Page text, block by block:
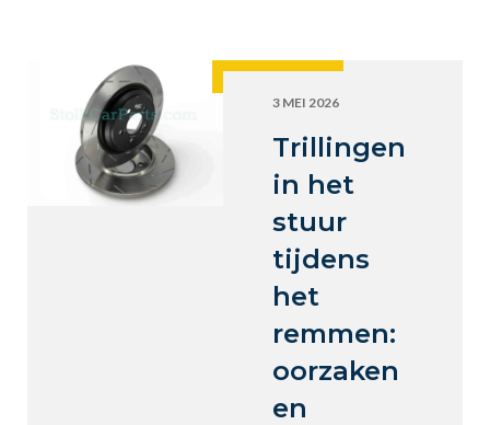
3 MEI 2026
Trillingen
in het
stuur
tijdens
het
remmen:
oorzaken
en